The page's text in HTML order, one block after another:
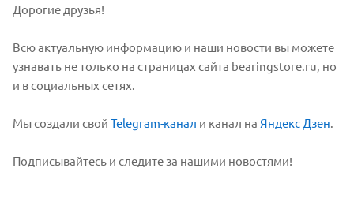
Дорогие друзья!
Всю актуальную информацию и наши новости вы можете
узнавать не только на страницах сайта bearingstore.ru, но
и в социальных сетях.
Мы создали свой Telegram-канал и канал на Яндекс Дзен
Подписывайтесь и следите за нашими новостями!